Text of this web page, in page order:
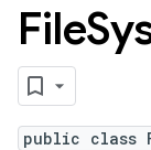
File
public class